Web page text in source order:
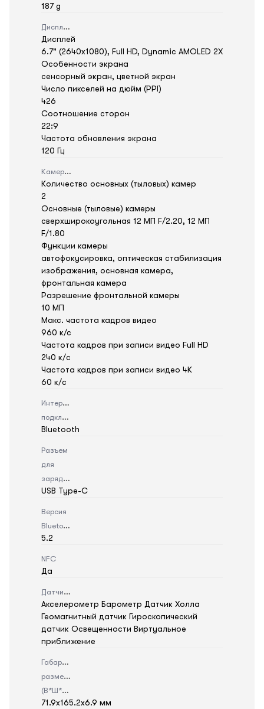
187 g
Дисплей
Дисплей
6.7" (2640x1080), Full HD, Dynamic AMOLED 2X
Особенности экрана
сенсорный экран, цветной экран
Число пикселей на дюйм (PPI)
426
Соотношение сторон
22:9
Частота обновления экрана
120 Гц
Камера
Количество основных (тыловых) камер
2
Основные (тыловые) камеры
сверхширокоугольная 12 МП F/2.20, 12 МП
F/1.80
Функции камеры
автофокусировка, оптическая стабилизация
изображения, основная камера,
фронтальная камера
Разрешение фронтальной камеры
10 МП
Макс. частота кадров видео
960 к/с
Частота кадров при записи видео Full HD
240 к/c
Частота кадров при записи видео 4K
60 к/c
Интерфейс
подключения
Bluetooth
Разъем
для
зарядки
USB Type-C
Версия
Bluetooth
5.2
NFC
Да
Датчики
Акселерометр Барометр Датчик Холла
Геомагнитный датчик Гироскопический
датчик Освещенности Виртуальное
приближение
Габаритные
размеры
(В*Ш*Г)
71.9x165.2x6.9 мм